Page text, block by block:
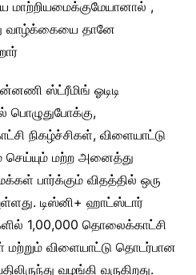
,
வாழ்க்கையை தானே
ஸ்ட்ரீமிங் ஓடிடி
பொழுதுபோக்கு,
நிகழ்ச்சிகள், விளையாட்டு
செய்யும் மற்ற அனைத்து
பார்க்கும் விதத்தில் ஒரு
டிஸ்னி+ ஹாட்ஸ்டார்
1,00,000 தொலைக்காட்சி
மற்றும் விளையாட்டு தொடர்பான
வழங்கி வருகிறது.